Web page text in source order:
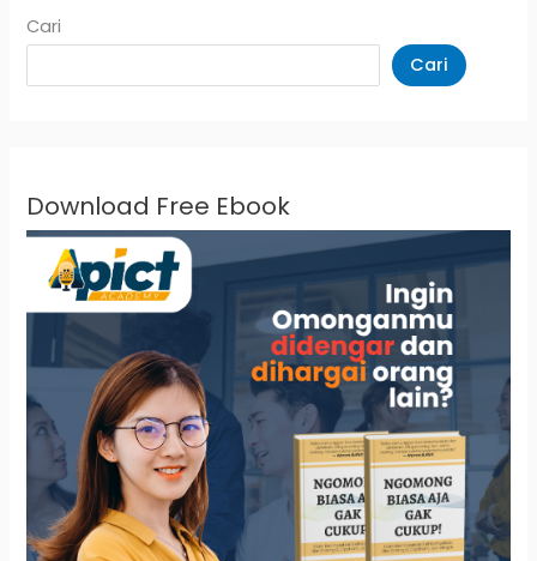
Cari
Cari
Download Free Ebook